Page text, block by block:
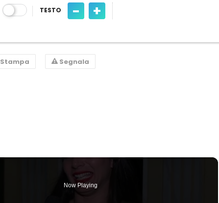
TESTO - +
Stampa Segnala
Now Playing